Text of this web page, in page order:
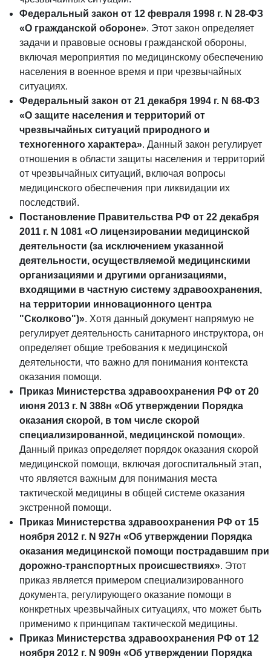
Федеральный закон от 12 февраля 1998 г. N 28-ФЗ
«О гражданской обороне». Этот закон определяет
задачи и правовые основы гражданской обороны,
включая мероприятия по медицинскому обеспечению
населения в военное время и при чрезвычайных
ситуациях.
Федеральный закон от 21 декабря 1994 г. N 68-ФЗ
«О защите населения и территорий от
чрезвычайных ситуаций природного и
техногенного характера». Данный закон регулирует
отношения в области защиты населения и территорий
от чрезвычайных ситуаций, включая вопросы
медицинского обеспечения при ликвидации их
последствий.
Постановление Правительства РФ от 22 декабря
2011 г. N 1081 «О лицензировании медицинской
деятельности (за исключением указанной
деятельности, осуществляемой медицинскими
организациями и другими организациями,
входящими в частную систему здравоохранения,
на территории инновационного центра
"Сколково")». Хотя данный документ напрямую не
регулирует деятельность санитарного инструктора, он
определяет общие требования к медицинской
деятельности, что важно для понимания контекста
оказания помощи.
Приказ Министерства здравоохранения РФ от 20
июня 2013 г. N 388н «Об утверждении Порядка
оказания скорой, в том числе скорой
специализированной, медицинской помощи».
Данный приказ определяет порядок оказания скорой
медицинской помощи, включая догоспитальный этап,
что является важным для понимания места
тактической медицины в общей системе оказания
экстренной помощи.
Приказ Министерства здравоохранения РФ от 15
ноября 2012 г. N 927н «Об утверждении Порядка
оказания медицинской помощи пострадавшим при
дорожно-транспортных происшествиях». Этот
приказ является примером специализированного
документа, регулирующего оказание помощи в
конкретных чрезвычайных ситуациях, что может быть
применимо к принципам тактической медицины.
Приказ Министерства здравоохранения РФ от 12
ноября 2012 г. N 909н «Об утверждении Порядка